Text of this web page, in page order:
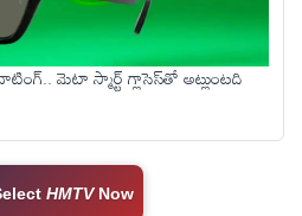
మెటా స్మార్ట్ గ్లాసెస్‌తో అట్లుంటది
HMTVNow